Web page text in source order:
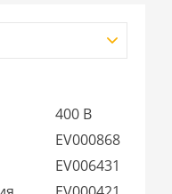
400 В
EV000868
EV006431